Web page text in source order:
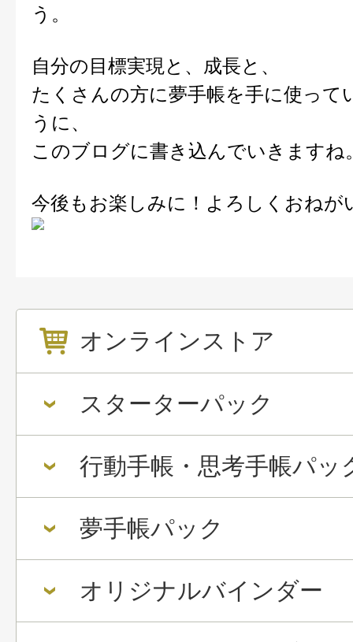
オンラインストア
スターターパック
行動手帳・思考手帳パッ
夢手帳パック
オリジナルバインダー
う。
自分の目標実現と、成長と、
たくさんの方に夢手帳を手に使って
うに、
このブログに書き込んでいきますね
今後もお楽しみに！よろしくおねが